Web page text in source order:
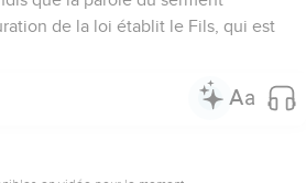
de la loi établit le Fils, qui est